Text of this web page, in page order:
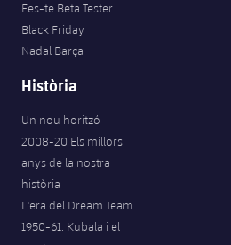
Fes-te Beta Tester
Black Friday
Nadal Barça
Història
Un nou horitzó
2008-20 Els millors
anys de la nostra
història
L'era del Dream Team
1950-61. Kubala i el